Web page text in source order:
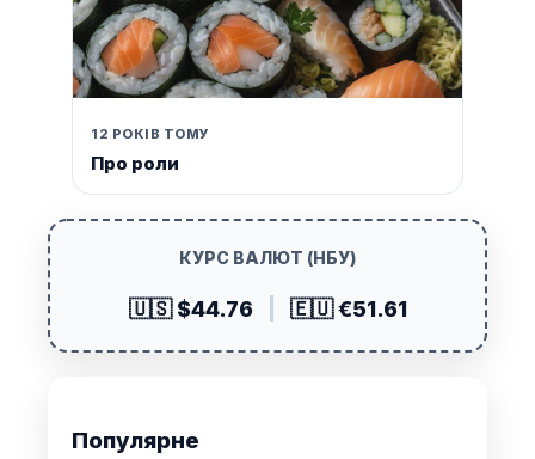
12 РОКІВ ТОМУ
Про роли
КУРС ВАЛЮТ (НБУ)
🇺🇸 $44.76 🇪🇺 €51.61
Популярне